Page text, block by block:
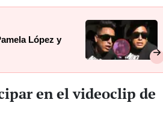
López y
en el videoclip de